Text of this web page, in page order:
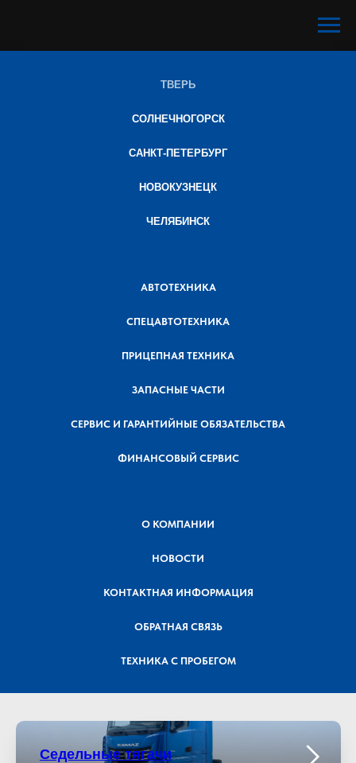
ТВЕРЬ
СОЛНЕЧНОГОРСК
САНКТ-ПЕТЕРБУРГ
НОВОКУЗНЕЦК
ЧЕЛЯБИНСК
АВТОТЕХНИКА
СПЕЦАВТОТЕХНИКА
ПРИЦЕПНАЯ ТЕХНИКА
ЗАПАСНЫЕ ЧАСТИ
СЕРВИС И ГАРАНТИЙНЫЕ ОБЯЗАТЕЛЬСТВА
ФИНАНСОВЫЙ СЕРВИС
О КОМПАНИИ
НОВОСТИ
КОНТАКТНАЯ ИНФОРМАЦИЯ
ОБРАТНАЯ СВЯЗЬ
ТЕХНИКА С ПРОБЕГОМ
Седельные тягачи